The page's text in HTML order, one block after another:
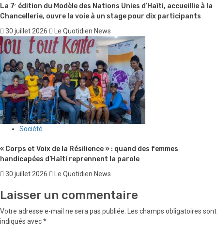
La 7ᵉ édition du Modèle des Nations Unies d’Haïti, accueillie à la
Chancellerie, ouvre la voie à un stage pour dix participants
30 juillet 2026 Le Quotidien News
Société
« Corps et Voix de la Résilience » : quand des femmes
handicapées d’Haïti reprennent la parole
30 juillet 2026 Le Quotidien News
Laisser un commentaire
Votre adresse e-mail ne sera pas publiée.
Les champs obligatoires sont
indiqués avec*